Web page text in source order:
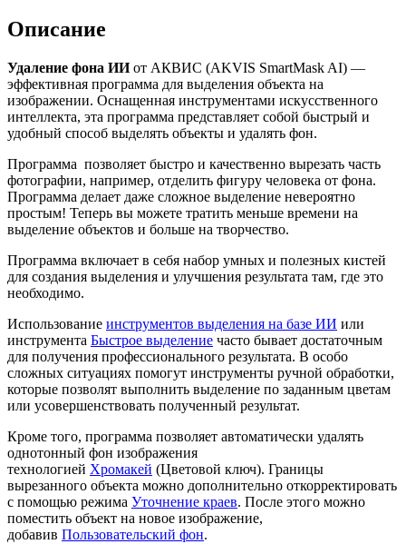
Описание
Удаление фона ИИот АКВИС (AKVIS SmartMask AI) —
эффективная программа для выделения объекта на
изображении. Оснащенная инструментами искусственного
интеллекта, эта программа представляет собой быстрый и
удобный способ выделять объекты и удалять фон.
Программа позволяет быстро и качественно вырезать часть
фотографии, например, отделить фигуру человека от фона.
Программа делает даже сложное выделение невероятно
простым! Теперь вы можете тратить меньше времени на
выделение объектов и больше на творчество.
Программа включает в себя набор умных и полезных кистей
для создания выделения и улучшения результата там, где это
необходимо.
Использование инструментов выделения на базе ИИ или
инструмента Быстрое выделение часто бывает достаточным
для получения профессионального результата. В особо
сложных ситуациях помогут инструменты ручной обработки,
которые позволят выполнить выделение по заданным цветам
или усовершенствовать полученный результат.
Кроме того, программа позволяет автоматически удалять
однотонный фон изображения
технологией Хромакей (Цветовой ключ). Границы
вырезанного объекта можно дополнительно откорректировать
с помощью режима Уточнение краев. После этого можно
поместить объект на новое изображение,
добавив Пользовательский фон.